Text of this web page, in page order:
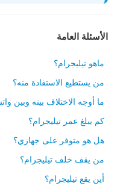
الأسئلة العامة
ماهو تيليجرام؟
من يستطيع الاستفادة منه؟
ما أوجه الاختلاف بينه وبين
كم يبلغ عمر تيليجرام؟
هل هو متوفر على جهازي؟
من يقف خلف تيليجرام؟
أين يقع تيليجرام؟